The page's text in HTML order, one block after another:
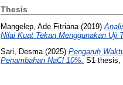
Thesis
Mangelep, Ade Fitriana (2019)
Nilai Kuat Tekan Menggunakan Uji
Sari, Desma (2025) Pengaruh
Penambahan NaCl 10%. S1 thesis,